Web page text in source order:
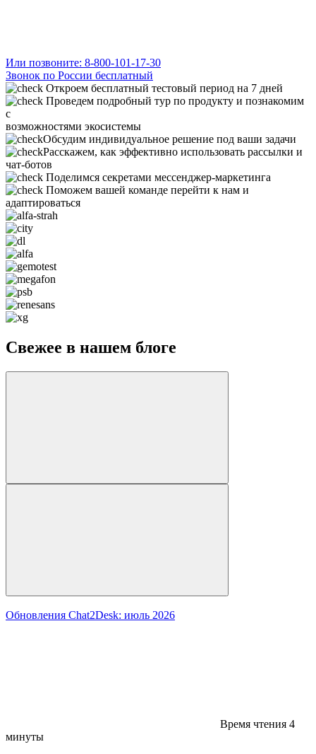
Или позвоните: 8-800-101-17-30
Звонок по России бесплатный
Откроем бесплатный тестовый период на 7 дней
Проведем подробный тур по продукту и познакомим
с
возможностями экосистемы
Обсудим индивидуальное решение под ваши задачи
Расскажем, как эффективно использовать рассылки и
чат-ботов
Поделимся секретами мессенджер-маркетинга
Поможем вашей команде перейти к нам и
адаптироваться
Свежее в нашем блоге
Обновления Chat2Desk: июль 2026
Время чтения 4
минуты